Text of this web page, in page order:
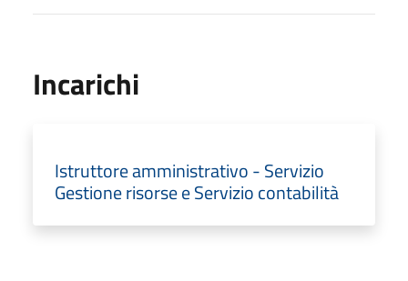
Incarichi
Istruttore amministrativo - Servizio
Gestione risorse e Servizio contabilità